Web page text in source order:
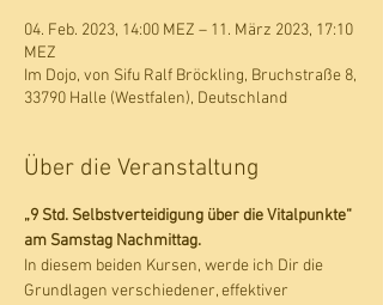
04. Feb. 2023, 14:00 MEZ – 11. März 2023, 17:10
MEZ
Im Dojo, von Sifu Ralf Bröckling, Bruchstraße 8,
33790 Halle (Westfalen), Deutschland
Über die Veranstaltung
„9 Std. Selbstverteidigung über die Vitalpunkte“
am Samstag Nachmittag.
In diesem beiden Kursen, werde ich Dir die
Grundlagen verschiedener, effektiver